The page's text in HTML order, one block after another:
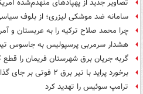
تصاویر جدید از پهپادهای منهدم‌شده
سامانه ضد موشکی لیزری؛ از بلوف
چرا محمد صلاح ترکیه را به عربستان و
هشدار سرمربی پرسپولیس به جاسوس
گربه جریان برق شهرستان فریمان را قطع
برخورد پراید با تیر برق ۲ فوتی بر جای گذاشت
ترامپ سوئیس را تهدید کرد